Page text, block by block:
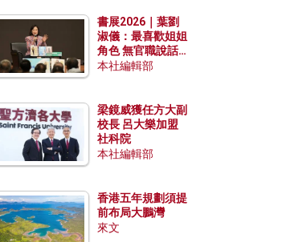
書展2026｜葉劉
淑儀：最喜歡姐姐
角色 無官職說話
包袱少
本社編輯部
梁鏡威獲任方大副
校長 呂大樂加盟
社科院
本社編輯部
香港五年規劃須提
前布局大鵬灣
來文